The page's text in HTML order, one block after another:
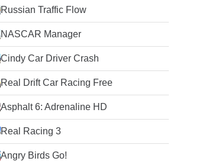
Russian Traffic Flow
NASCAR Manager
Cindy Car Driver Crash
Real Drift Car Racing Free
Asphalt 6: Adrenaline HD
Real Racing 3
Angry Birds Go!